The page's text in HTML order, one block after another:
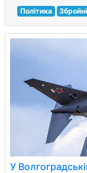
Політика
У